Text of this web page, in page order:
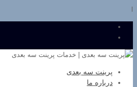
پرینت سه بعدی
درباره ما